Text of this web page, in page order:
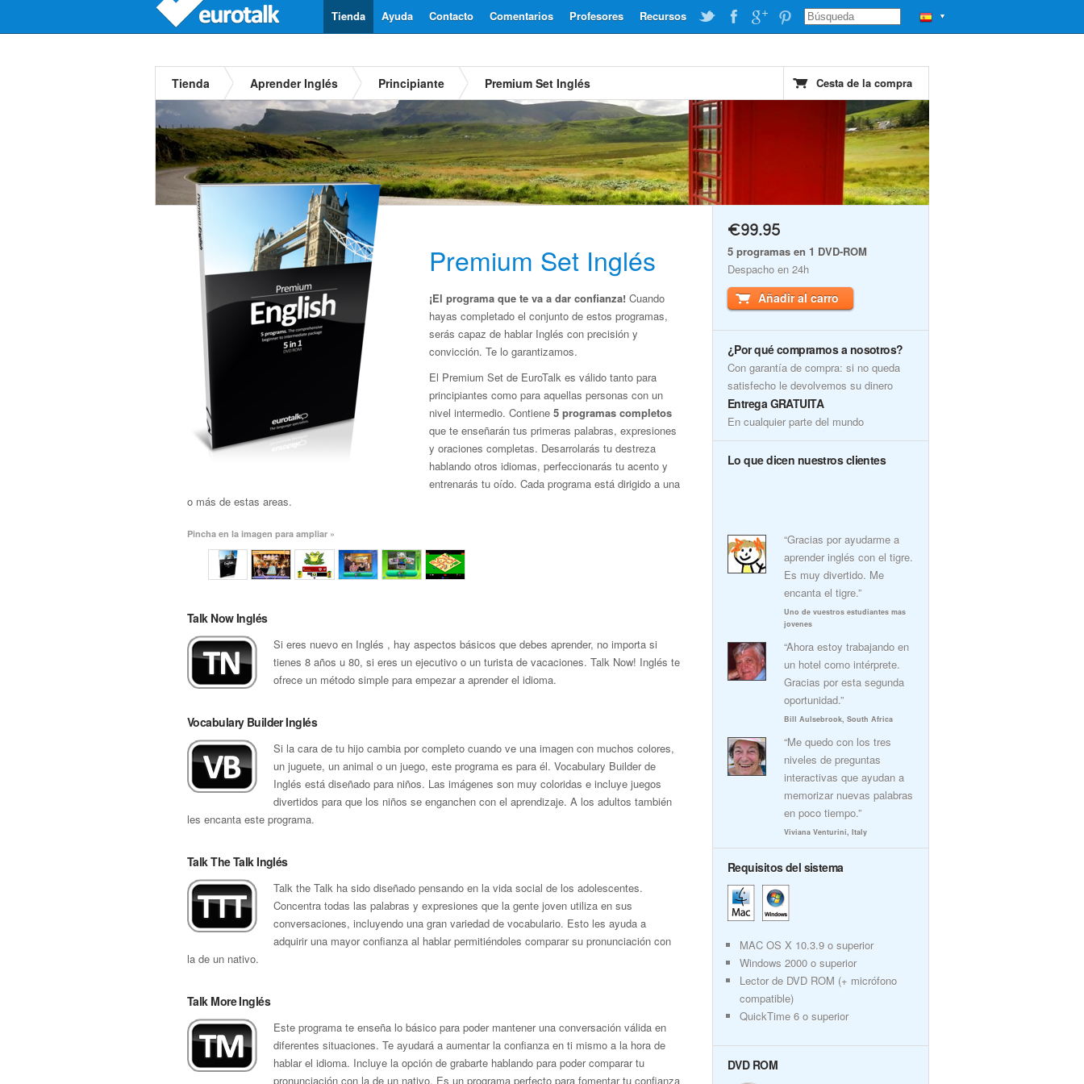
▼
Recursos
Profesores
Comentarios
Contacto
Ayuda
Tienda
Tienda Aprender Inglés Principiante Premium Set Inglés Cesta de la compra
Premium Set Inglés
¡El programa que te va a dar confianza! Cuando
hayas completado el conjunto de estos programas,
serás capaz de hablar Inglés con precisión y
convicción. Te lo garantizamos.
El Premium Set de EuroTalk es válido tanto para
principiantes como para aquellas personas con un
nivel intermedio. Contiene 5 programas completos
que te enseñarán tus primeras palabras, expresiones
y oraciones completas. Desarrolarás tu destreza
hablando otros idiomas, perfeccionarás tu acento y
entrenarás tu oído. Cada programa está dirigido a una
o más de estas areas.
Pincha en la imagen para ampliar »
Talk Now Inglés
Si eres nuevo en Inglés , hay aspectos básicos que debes aprender, no importa si
tienes 8 años u 80, si eres un ejecutivo o un turista de vacaciones. Talk Now! Inglés te
ofrece un método simple para empezar a aprender el idioma.
Vocabulary Builder Inglés
Si la cara de tu hijo cambia por completo cuando ve una imagen con muchos colores,
un juguete, un animal o un juego, este programa es para él. Vocabulary Builder de
Inglés está diseñado para niños. Las imágenes son muy coloridas e incluye juegos
divertidos para que los niños se enganchen con el aprendizaje. A los adultos también
les encanta este programa.
Talk The Talk Inglés
Talk the Talk ha sido diseñado pensando en la vida social de los adolescentes.
Concentra todas las palabras y expresiones que la gente joven utiliza en sus
conversaciones, incluyendo una gran variedad de vocabulario. Esto les ayuda a
adquirir una mayor confianza al hablar permitiéndoles comparar su pronunciación con
la de un nativo.
Talk More Inglés
Este programa te enseña lo básico para poder mantener una conversación válida en
diferentes situaciones. Te ayudará a aumentar la confianza en ti mismo a la hora de
hablar el idioma. Incluye la opción de grabarte hablando para poder comparar tu
pronunciación con la de un nativo. Es un programa perfecto para fomentar tu confianza
€99.95
5 programas en 1 DVD-ROM
Despacho en 24h
Añadir al carro
¿Por qué comprarnos a nosotros?
Con garantía de compra: si no queda
satisfecho le devolvemos su dinero
Entrega GRATUITA
En cualquier parte del mundo
Lo que dicen nuestros clientes
“Gracias por ayudarme a
aprender inglés con el tigre.
Es muy divertido. Me
encanta el tigre.”
Uno de vuestros estudiantes mas
jovenes
“Ahora estoy trabajando en
un hotel como intérprete.
Gracias por esta segunda
oportunidad.”
Bill Aulsebrook, South Africa
“Me quedo con los tres
niveles de preguntas
interactivas que ayudan a
memorizar nuevas palabras
en poco tiempo.”
Viviana Venturini, Italy
Requisitos del sistema
MAC OS X 10.3.9 o superior
Windows 2000 o superior
Lector de DVD ROM (+ micrófono
compatible)
QuickTime 6 o superior
DVD ROM